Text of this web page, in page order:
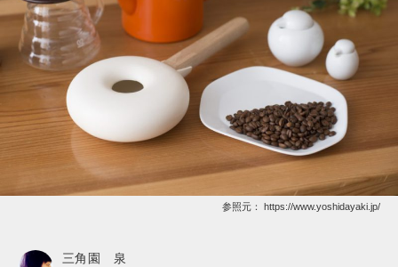
参照元： https://www.yoshidayaki.jp/
三角園 泉